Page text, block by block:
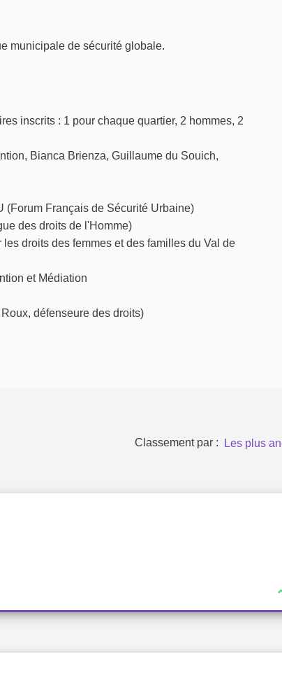
municipale de sécurité globale.
inscrits : 1 pour chaque quartier, 2 hommes, 2
Bianca Brienza, Guillaume du Souich,
(Forum Français de Sécurité Urbaine)
des droits de l'Homme)
droits des femmes et des familles du Val de
et Médiation
défenseure des droits)
Classement par : Les plus